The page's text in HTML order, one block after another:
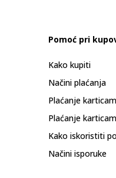
Pomoć pri
Kako kupiti
Načini plaćanja
Plaćanje
Plaćanje
Kako iskoristiti
Načini isporuke